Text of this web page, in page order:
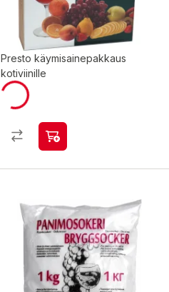
Presto käymisainepakkaus
kotiviinille